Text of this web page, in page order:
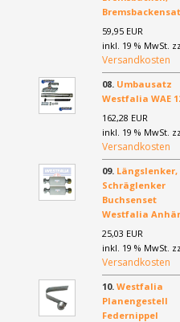
59,95 EUR
inkl. 19 % MwSt.
Versandkosten
08. Umbausatz
Westfalia WAE
162,28 EUR
inkl. 19 % MwSt.
Versandkosten
09. Längslenker,
Schräglenker
Buchsenset
Westfalia
25,03 EUR
inkl. 19 % MwSt.
Versandkosten
10. Westfalia
Planengestell
Federnippel